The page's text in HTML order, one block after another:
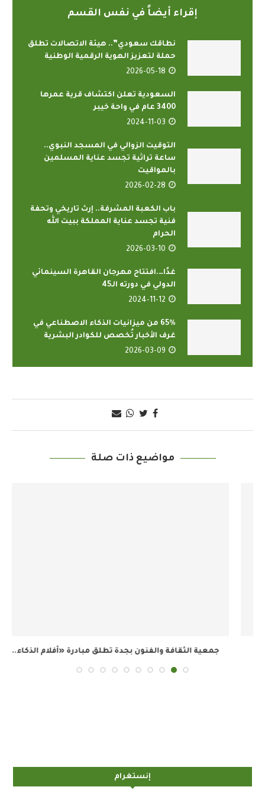
إقراء أيضاً في نفس القسم
نطاقك سعودي”.. هيئة الاتصالات تطلق
حملة لتعزيز الهوية الرقمية الوطنية
2026-05-18
السعودية تعلن اكتشاف قرية عمرها
3400 عام في واحة خيبر
2024-11-03
التوقيت الزوالي في المسجد النبوي..
ساعة تراثية تجسد عناية المسلمين
بالمواقيت
2026-02-28
باب الكعبة المشرفة.. إرث تاريخي وتحفة
فنية تجسد عناية المملكة ببيت الله
الحرام
2026-03-10
غدًا….افتتاح مهرجان القاهرة السينمائي
الدولي في دورته الـ45
2024-11-12
65% من ميزانيات الذكاء الاصطناعي في
غرف الأخبار تُخصص للكوادر البشرية
2026-03-09
مواضيع ذات صلة
جمعية الثقافة والفنون بجدة تطلق مبادرة «أفلام الذكاء...
إنستغرام